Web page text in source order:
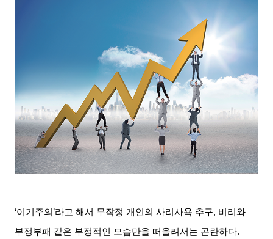
‘이기주의’라고 해서 무작정 개인의 사리사욕 추구, 비리와
부정부패 같은 부정적인 모습만을 떠올려서는 곤란하다.